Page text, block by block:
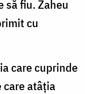
să fiu. Zaheu
cu
care cuprinde
care atâţia